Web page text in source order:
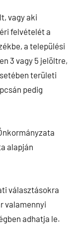
vagy aki
felvételét a
a települési
3 vagy 5 jelöltre,
területi
pedig
alapján
választásokra
valamennyi
adhatja le.